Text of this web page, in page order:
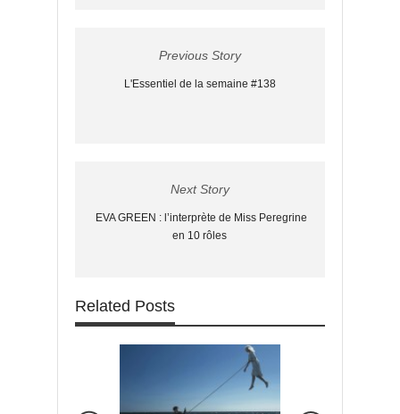
Previous Story
L'Essentiel de la semaine #138
Next Story
EVA GREEN : l’interprète de Miss Peregrine
en 10 rôles
Related Posts